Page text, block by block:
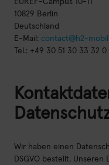
Kontakt
EUREF-Campus 10-11
10829 Berlin
Deutschland
E-Mail: contact@h2-
Tel.: +49 30 51 30 33 32 0
Wir haben einen
DSGVO bestellt.